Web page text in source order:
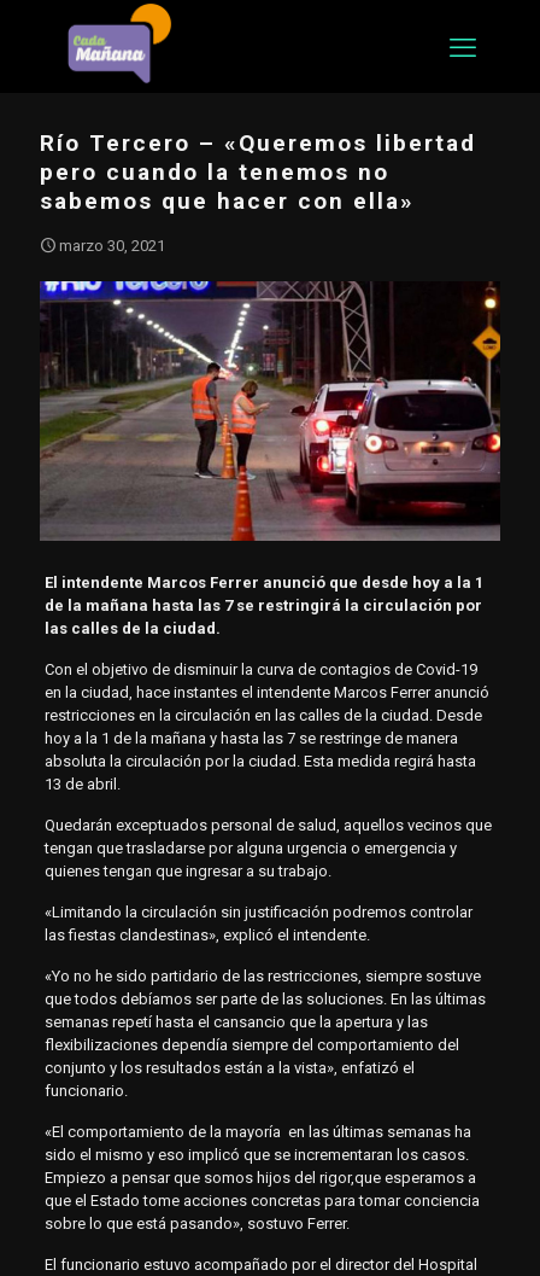
Río Tercero – «Queremos libertad
pero cuando la tenemos no
sabemos que hacer con ella»
marzo 30, 2021
El intendente Marcos Ferrer anunció que desde hoy a la 1
de la mañana hasta las 7 se restringirá la circulación por
las calles de la ciudad.
Con el objetivo de disminuir la curva de contagios de Covid-19
en la ciudad, hace instantes el intendente Marcos Ferrer anunció
restricciones en la circulación en las calles de la ciudad. Desde
hoy a la 1 de la mañana y hasta las 7 se restringe de manera
absoluta la circulación por la ciudad. Esta medida regirá hasta
13 de abril.
Quedarán exceptuados personal de salud, aquellos vecinos que
tengan que trasladarse por alguna urgencia o emergencia y
quienes tengan que ingresar a su trabajo.
«Limitando la circulación sin justificación podremos controlar
las fiestas clandestinas», explicó el intendente.
«Yo no he sido partidario de las restricciones, siempre sostuve
que todos debíamos ser parte de las soluciones. En las últimas
semanas repetí hasta el cansancio que la apertura y las
flexibilizaciones dependía siempre del comportamiento del
conjunto y los resultados están a la vista», enfatizó el
funcionario.
«El comportamiento de la mayoría en las últimas semanas ha
sido el mismo y eso implicó que se incrementaran los casos.
Empiezo a pensar que somos hijos del rigor,que esperamos a
que el Estado tome acciones concretas para tomar conciencia
sobre lo que está pasando», sostuvo Ferrer.
El funcionario estuvo acompañado por el director del Hospital